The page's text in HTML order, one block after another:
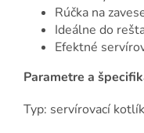
Rúčka na
Ideálne do
Efektné
Parametre a
Typ: servírovací kotlík